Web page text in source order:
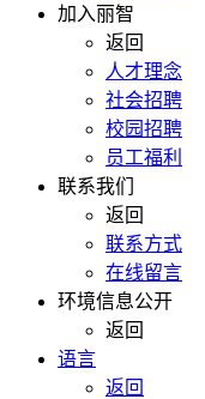
加入丽智
返回
人才理念
社会招聘
校园招聘
员工福利
联系我们
返回
联系方式
在线留言
环境信息公开
返回
语言
返回